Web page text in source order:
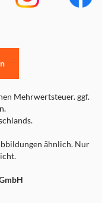
Mehrwertsteuer. ggf.
ähnlich. Nur